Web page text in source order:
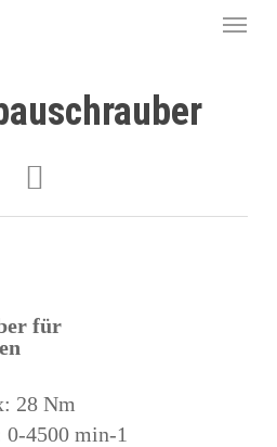
für
28 Nm
4500 min-1